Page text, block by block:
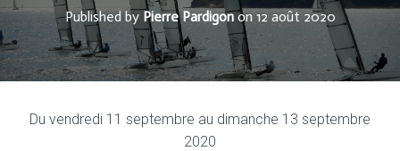
G
A
O
Published by Pierre Pardigonon12 août 2020
Du vendredi 11 septembre au dimanche 13 septembre
2020